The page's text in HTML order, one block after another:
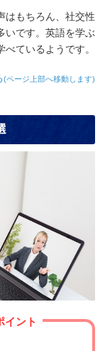
はもちろん、社交性
いです。英語を学ぶ
ているようです。
(ページ上部へ移動します)
イント